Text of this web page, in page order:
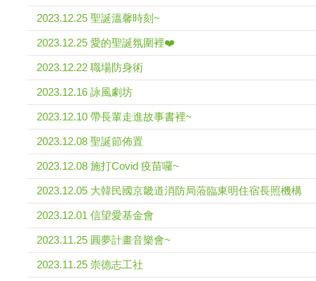
2023.12.25 聖誕溫馨時刻~
2023.12.25 愛的聖誕氛圍裡❤️
2023.12.22 職場防身術
2023.12.16 詠風劇坊
2023.12.10 帶長輩走進故事書裡~
2023.12.08 聖誕節佈置
2023.12.08 施打Covid 疫苗囉~
2023.12.05 大韓民國京畿道消防局蒞臨東明住宿長照機構
2023.12.01 信望愛基金會
2023.11.25 圓夢計畫音樂會~
2023.11.25 崇德志工社